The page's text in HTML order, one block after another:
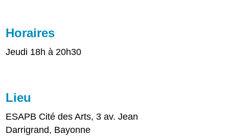
Horaires
Jeudi 18h à 20h30
Lieu
ESAPB Cité des Arts, 3 av. Jean
Darrigrand, Bayonne